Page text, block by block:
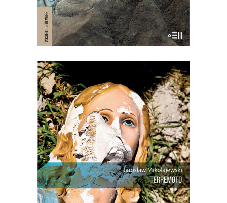
[EBOOK] Jarosław Mikołajewski –
TERREMOTO
Trzęsienie ziemi jest dla Włochów
kataklizmem znacznie częstszym i
złowrogim niż dla Polaków powódź.
Trzęsienia, które nawiedziły w drugiej
połowie zeszłego roku Umbrię, Marche
i, w mniejszym stopniu, Toskanię i
Lacjum, dotknęły samego serca Włoch i